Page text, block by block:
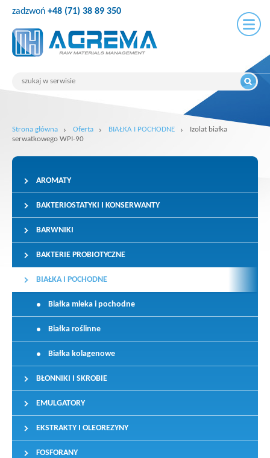
zadzwoń +48 (71) 38 89 350
Strona główna Oferta BIAŁKA I POCHODNE
Izolat białka
serwatkowego WPI-90
AROMATY
BAKTERIOSTATYKI I KONSERWANTY
BARWNIKI
BAKTERIE PROBIOTYCZNE
BIAŁKA I POCHODNE
Białka mleka i pochodne
Białka roślinne
Białka kolagenowe
BŁONNIKI I SKROBIE
EMULGATORY
EKSTRAKTY I OLEOREZYNY
FOSFORANY